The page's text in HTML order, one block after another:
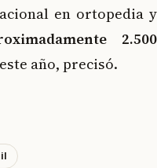
en ortopedia y
2.500
año, precisó.